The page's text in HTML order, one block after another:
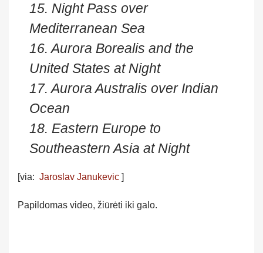
15. Night Pass over
Mediterranean Sea
16. Aurora Borealis and the
United States at Night
17. Aurora Australis over Indian
Ocean
18. Eastern Europe to
Southeastern Asia at Night
[via: Jaroslav Janukevic ]
Papildomas video, žiūrėti iki galo.